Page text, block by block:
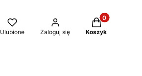
Ulubione Zaloguj się
Produkty w
Koszyk